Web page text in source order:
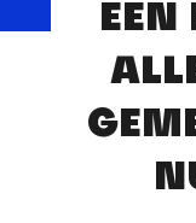
ContactEEN